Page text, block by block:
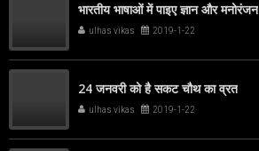
भारतीय भाषाओं में पाइए ज्ञान और मनोरंजन
ulhas vikas 2019-1-22
24 जनवरी को है सकट चौथ का व्रत
ulhas vikas 2019-1-22